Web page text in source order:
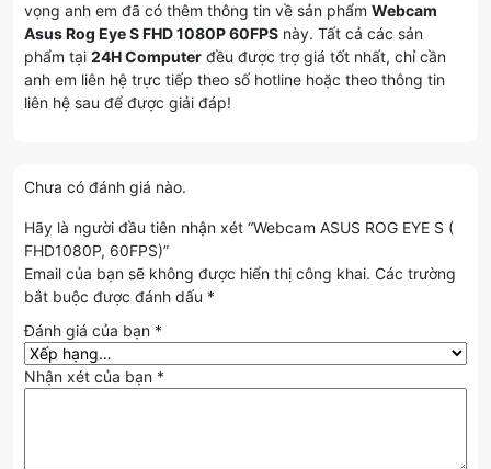
vọng anh em đã có thêm thông tin về sản phẩm Webcam
Asus Rog Eye S FHD 1080P 60FPS này. Tất cả các sản
phẩm tại 24H Computer đều được trợ giá tốt nhất, chỉ cần
anh em liên hệ trực tiếp theo số hotline hoặc theo thông tin
liên hệ sau để được giải đáp!
Chưa có đánh giá nào.
Hãy là người đầu tiên nhận xét “Webcam ASUS ROG EYE S (
FHD1080P, 60FPS)”
Email của bạn sẽ không được hiển thị công khai. Các trường
bắt buộc được đánh dấu *
Đánh giá của bạn *
Nhận xét của bạn *